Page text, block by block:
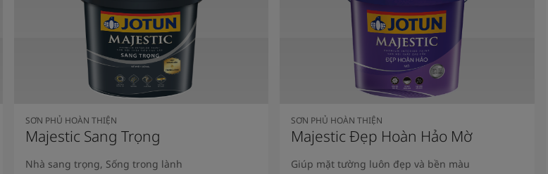
SƠN PHỦ HOÀN THIỆN
Majestic Sang Trọng
Nhà sang trọng, Sống trong lành
SƠN PHỦ HOÀN THIỆN
Majestic Đẹp Hoàn Hảo Mờ
Giúp mặt tường luôn đẹp và bền màu